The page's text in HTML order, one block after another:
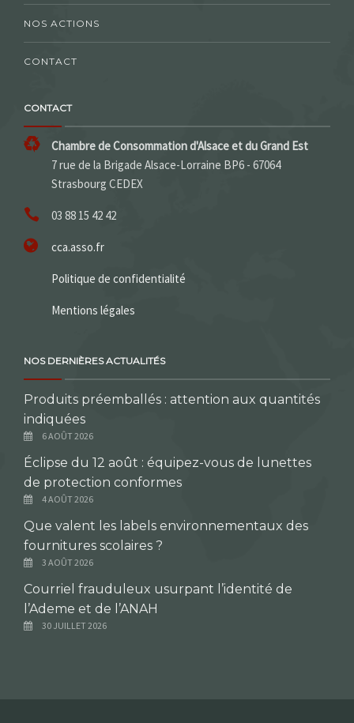
NOS ACTIONS
CONTACT
CONTACT
Chambre de Consommation d'Alsace et du Grand Est
7 rue de la Brigade Alsace-Lorraine BP6 - 67064
Strasbourg CEDEX
03 88 15 42 42
cca.asso.fr
Politique de confidentialité
Mentions légales
NOS DERNIÈRES ACTUALITÉS
Produits préemballés : attention aux quantités
indiquées
6 AOÛT 2026
Éclipse du 12 août : équipez-vous de lunettes
de protection conformes
4 AOÛT 2026
Que valent les labels environnementaux des
fournitures scolaires ?
3 AOÛT 2026
Courriel frauduleux usurpant l’identité de
l’Ademe et de l’ANAH
30 JUILLET 2026